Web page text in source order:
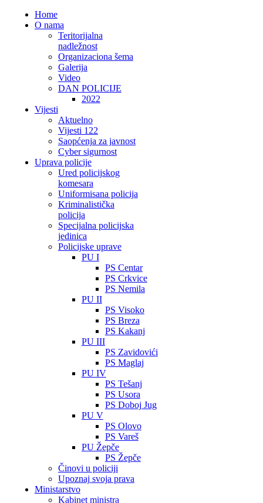
Home
O nama
Teritorijalna
nadležnost
Organizaciona šema
Galerija
Video
DAN POLICIJE
2022
Vijesti
Aktuelno
Vijesti 122
Saopćenja za javnost
Cyber sigurnost
Uprava policije
Ured policijskog
komesara
Uniformisana policija
Kriminalistička
policija
Specijalna policijska
jedinica
Policijske uprave
PU I
PS Centar
PS Crkvice
PS Nemila
PU II
PS Visoko
PS Breza
PS Kakanj
PU III
PS Zavidovići
PS Maglaj
PU IV
PS Tešanj
PS Usora
PS Doboj Jug
PU V
PS Olovo
PS Vareš
PU Žepče
PS Žepče
Činovi u policiji
Upoznaj svoja prava
Ministarstvo
Kabinet ministra